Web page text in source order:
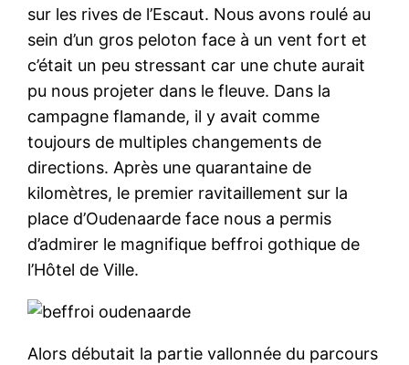
sur les rives de l’Escaut. Nous avons roulé au
sein d’un gros peloton face à un vent fort et
c’était un peu stressant car une chute aurait
pu nous projeter dans le fleuve. Dans la
campagne flamande, il y avait comme
toujours de multiples changements de
directions. Après une quarantaine de
kilomètres, le premier ravitaillement sur la
place d’Oudenaarde face nous a permis
d’admirer le magnifique beffroi gothique de
l’Hôtel de Ville.
Alors débutait la partie vallonnée du parcours